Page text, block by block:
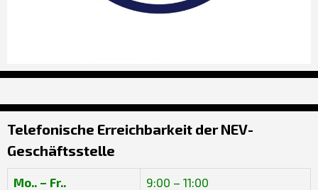
Telefonische Erreichbarkeit der NEV-
Geschäftsstelle
Mo.. – Fr..
9:00 – 11:00